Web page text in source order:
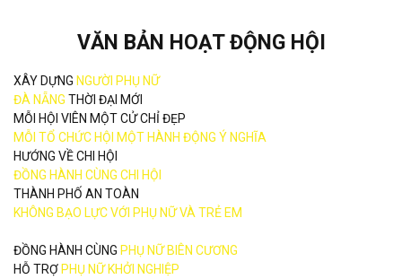
VĂN BẢN HOẠT ĐỘNG HỘI
XÂY DỰNG NGƯỜI PHỤ NỮ
ĐÀ NẴNG THỜI ĐẠI MỚI
MỖI HỘI VIÊN MỘT CỬ CHỈ ĐẸP
MỖI TỔ CHỨC HỘI MỘT HÀNH ĐỘNG Ý NGHĨA
HƯỚNG VỀ CHI HỘI
ĐỒNG HÀNH CÙNG CHI HỘI
THÀNH PHỐ AN TOÀN
KHÔNG BẠO LỰC VỚI PHỤ NỮ VÀ TRẺ EM
ĐỒNG HÀNH CÙNG PHỤ NỮ BIÊN CƯƠNG
HỖ TRỢ PHỤ NỮ KHỞI NGHIỆP